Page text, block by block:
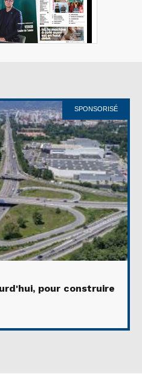
SPONSORISÉ
pour construire